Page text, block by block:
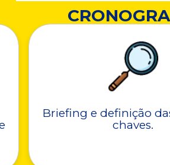
Briefing e definição
chaves.